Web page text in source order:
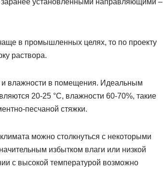
заранее установленными направляющими –
в промышленных целях, то по проекту
раствора.
влажности в помещения. Идеальным
20-25 °C, влажности 60-70%, такие
песчаной стяжки.
можно столкнуться с некоторыми
избытком влаги или низкой
с высокой температурой возможно